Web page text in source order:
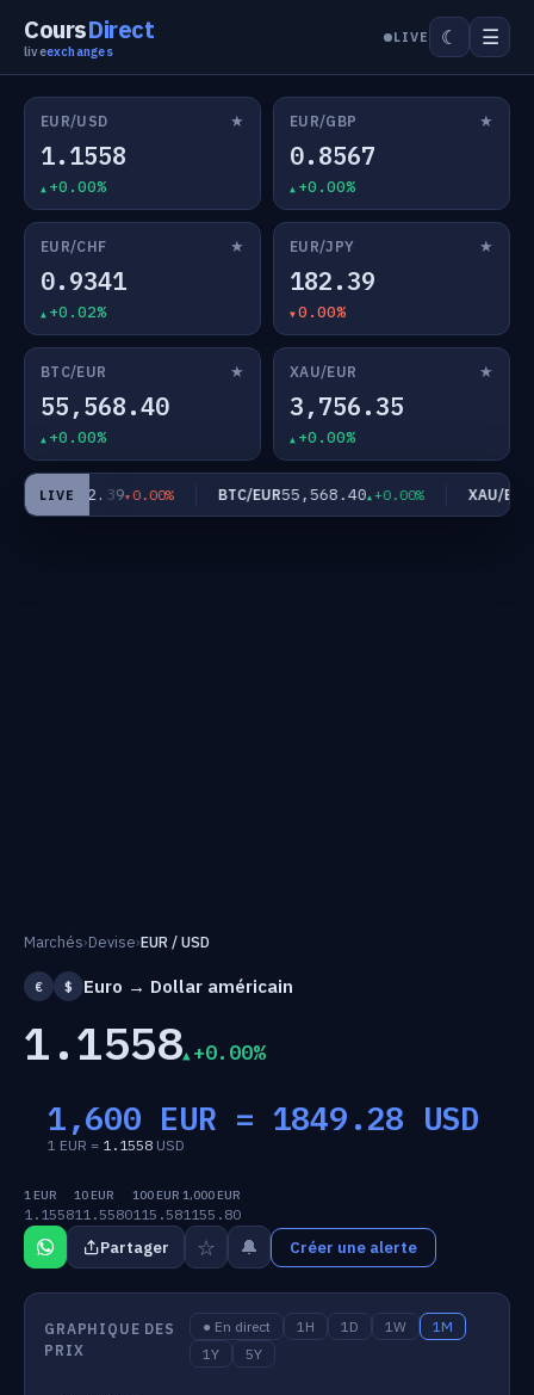
CoursDirect
liveexchanges
LIVE ☾ ☰
EUR/USD ★
1.1558
+0.00%
EUR/GBP ★
0.8567
+0.00%
EUR/CHF ★
0.9341
+0.02%
EUR/JPY ★
182.39
0.00%
BTC/EUR ★
55,568.40
+0.00%
XAU/EUR ★
3,756.35
+0.00%
LIVE
JPY182.39 0.00% BTC/EUR55,568.40 +0.00% XAU/EUR
Marchés›Devise›EUR / USD
€ $ Euro → Dollar américain
1.1558 +0.00%
1,600 EUR = 1849.28 USD
1 EUR = 1.1558 USD
1 EUR
1.1558
10 EUR
11.5580
100 EUR
115.58
1,000 EUR
1155.80
Partager ☆ 🔔 Créer une alerte
GRAPHIQUE DES
PRIX
● En direct 1H 1D 1W
1M
1Y
5Y